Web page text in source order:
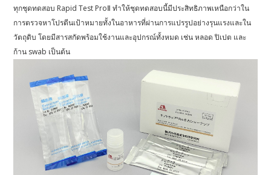
ทุกชุดทดสอบ Rapid Test ProⅡ ทำให้ชุดทดสอบนี้มีประสิทธิภาพเหนือกว่าใน
การตรวจหาโปรตีนเป้าหมายทั้งในอาหารที่ผ่านการแปรรูปอย่างรุนแรงและใน
วัตถุดิบ โดยมีสารสกัดพร้อมใช้งานและอุปกรณ์ทั้งหมด เช่น หลอด ปิเปต และ
ก้าน swab เป็นต้น